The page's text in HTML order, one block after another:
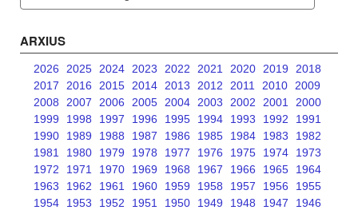
ARXIUS
2026 2025 2024 2023 2022 2021 2020 2019
2018
2017
2016 2015 2014 2013 2012 2011 2010
2009
2008
2007 2006 2005 2004 2003 2002 2001
2000
1999
1998 1997 1996 1995 1994 1993 1992
1991
1990
1989 1988 1987 1986 1985 1984 1983
1982
1981
1980 1979 1978 1977 1976 1975 1974
1973
1972
1971 1970 1969 1968 1967 1966 1965
1964
1963
1962 1961 1960 1959 1958 1957 1956
1955
1954
1953 1952 1951 1950 1949 1948 1947
1946